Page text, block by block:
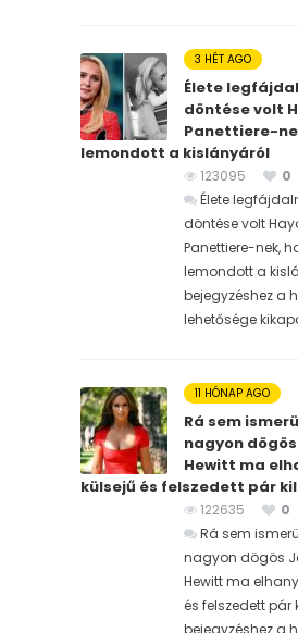
3 HÉT AGO
Élete
döntése volt
Panettiere-
lemondott a kislányáról
123095
0
Élete
döntése volt
Panettiere-nek,
lemondott a
bejegyzéshez a
lehetősége
11 HÓNAP AGO
Rá sem
nagyon
Hewitt ma
külsejű és felszedett pár
122635
0
Rá sem
nagyon dögös
Hewitt ma
és felszedett pár